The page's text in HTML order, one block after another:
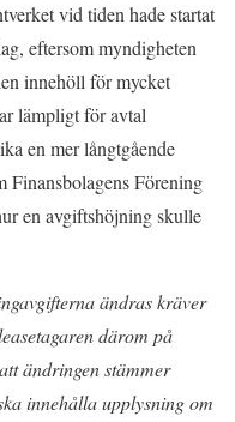
vid tiden hade startat
eftersom myndigheten
innehöll för mycket
lämpligt för avtal
en mer långtgående
Finansbolagens Förening
en avgiftshöjning skulle
ändras kräver
därom på
ändringen stämmer
innehålla upplysning om